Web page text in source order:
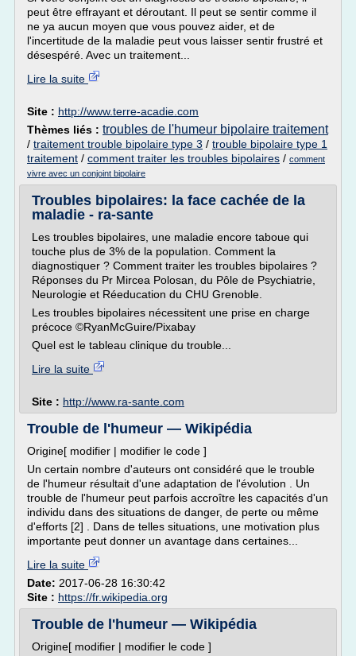
peut être effrayant et déroutant. Il peut se sentir comme il
ne ya aucun moyen que vous pouvez aider, et de
l'incertitude de la maladie peut vous laisser sentir frustré et
désespéré. Avec un traitement...
Lire la suite
Site : http://www.terre-acadie.com
Thèmes liés : troubles de l'humeur bipolaire traitement
/ traitement trouble bipolaire type 3 / trouble bipolaire type 1
traitement / comment traiter les troubles bipolaires / comment
vivre avec un conjoint bipolaire
Troubles bipolaires: la face cachée de la
maladie - ra-sante
Les troubles bipolaires, une maladie encore taboue qui
touche plus de 3% de la population. Comment la
diagnostiquer ? Comment traiter les troubles bipolaires ?
Réponses du Pr Mircea Polosan, du Pôle de Psychiatrie,
Neurologie et Réeducation du CHU Grenoble.
Les troubles bipolaires nécessitent une prise en charge
précoce ©RyanMcGuire/Pixabay
Quel est le tableau clinique du trouble...
Lire la suite
Site : http://www.ra-sante.com
Trouble de l'humeur — Wikipédia
Origine[ modifier | modifier le code ]
Un certain nombre d'auteurs ont considéré que le trouble
de l'humeur résultait d'une adaptation de l'évolution . Un
trouble de l'humeur peut parfois accroître les capacités d'un
individu dans des situations de danger, de perte ou même
d'efforts [2] . Dans de telles situations, une motivation plus
importante peut donner un avantage dans certaines...
Lire la suite
Date: 2017-06-28 16:30:42
Site : https://fr.wikipedia.org
Trouble de l'humeur — Wikipédia
Origine[ modifier | modifier le code ]